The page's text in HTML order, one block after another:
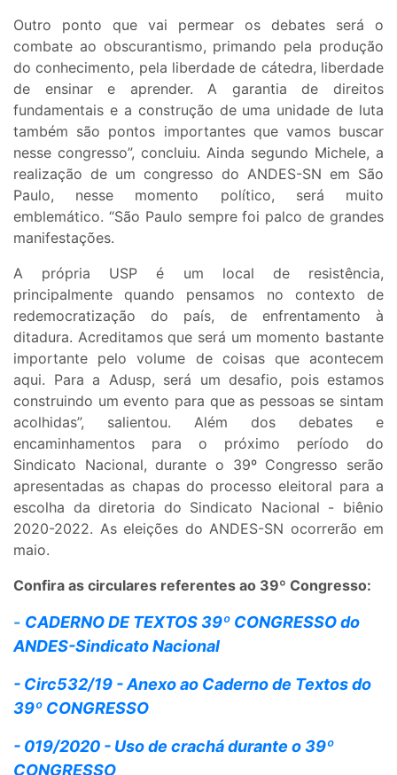
Outro ponto que vai permear os debates será o
combate ao obscurantismo, primando pela produção
do conhecimento, pela liberdade de cátedra, liberdade
de ensinar e aprender. A garantia de direitos
fundamentais e a construção de uma unidade de luta
também são pontos importantes que vamos buscar
nesse congresso”, concluiu. Ainda segundo Michele, a
realização de um congresso do ANDES-SN em São
Paulo, nesse momento político, será muito
emblemático. “São Paulo sempre foi palco de grandes
manifestações.
A própria USP é um local de resistência,
principalmente quando pensamos no contexto de
redemocratização do país, de enfrentamento à
ditadura. Acreditamos que será um momento bastante
importante pelo volume de coisas que acontecem
aqui. Para a Adusp, será um desafio, pois estamos
construindo um evento para que as pessoas se sintam
acolhidas”, salientou. Além dos debates e
encaminhamentos para o próximo período do
Sindicato Nacional, durante o 39º Congresso serão
apresentadas as chapas do processo eleitoral para a
escolha da diretoria do Sindicato Nacional - biênio
2020-2022. As eleições do ANDES-SN ocorrerão em
maio.
Confira as circulares referentes ao 39º Congresso:
- CADERNO DE TEXTOS 39º CONGRESSO do
ANDES-Sindicato Nacional
- Circ532/19 - Anexo ao Caderno de Textos do
39º CONGRESSO
- 019/2020 - Uso de crachá durante o 39º
CONGRESSO